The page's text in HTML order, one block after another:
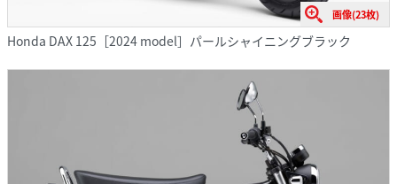
画像(23枚)
Honda DAX 125［2024 model］パールシャイニングブラック